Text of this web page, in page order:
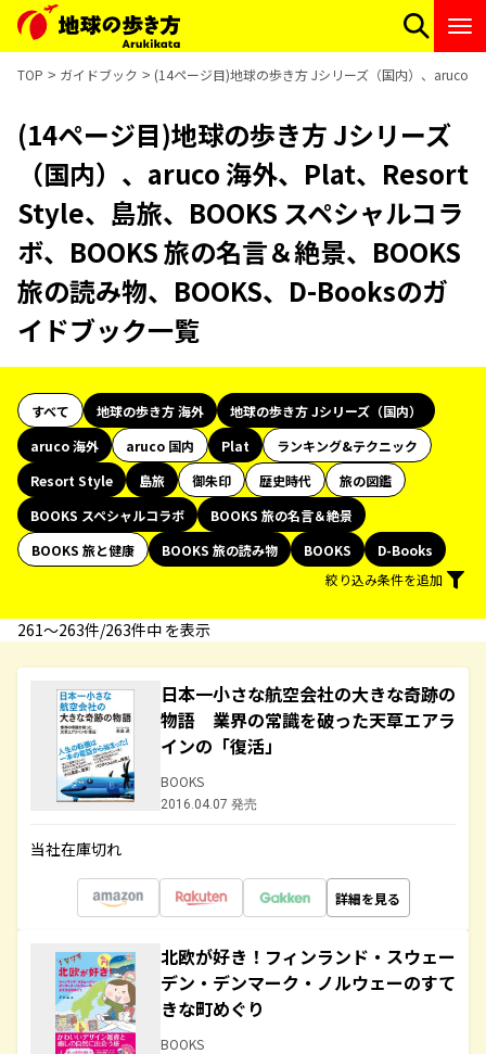
TOP ガイドブック (14ページ目)地球の歩き方 Jシリーズ（国内）、aruco
(14ページ目)地球の歩き方 Jシリーズ
（国内）、aruco 海外、Plat、Resort
Style、島旅、BOOKS スペシャルコラ
ボ、BOOKS 旅の名言＆絶景、BOOKS
旅の読み物、BOOKS、D-Booksのガ
イドブック一覧
すべて 地球の歩き方 海外
地球の歩き方 Jシリーズ（国内）
aruco 海外
aruco 国内 Plat
ランキング&テクニック
Resort Style
島旅 御朱印 歴史時代
旅の図鑑
BOOKS スペシャルコラボ
BOOKS 旅の名言＆絶景
BOOKS 旅と健康
BOOKS 旅の読み物 BOOKS
D-Books
絞り込み条件を追加
261〜263件/263件中 を表示
日本一小さな航空会社の大きな奇跡の
物語 業界の常識を破った天草エアラ
インの「復活」
BOOKS
2016.04.07 発売
当社在庫切れ
詳細を見る
北欧が好き！フィンランド・スウェー
デン・デンマーク・ノルウェーのすて
きな町めぐり
BOOKS